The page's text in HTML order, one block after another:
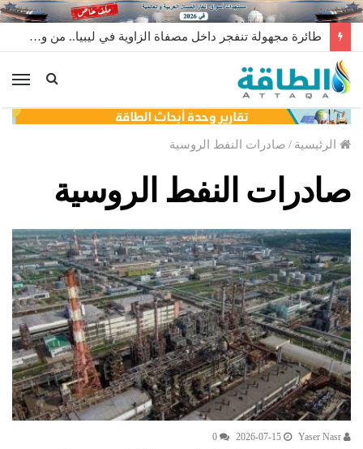
طائرة مجهولة تنفجر داخل مصفاة الزاوية في ليبيا.. من وراء إطلاقها؟
الرئيسية / صادرات النفط الروسية
صادرات النفط الروسية
2026-07-15
0